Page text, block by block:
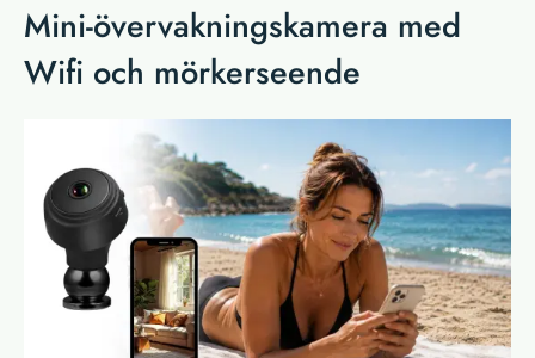
Mini-övervakningskamera med
Wifi och mörkerseende